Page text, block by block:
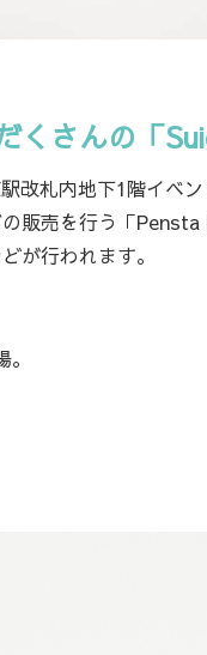
さんの「
札内地下1階イベ
販売を行う「
が行われます。